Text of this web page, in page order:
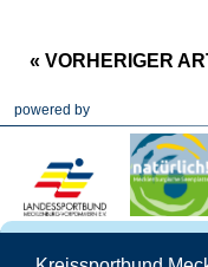
« VORHERIGER
powered by